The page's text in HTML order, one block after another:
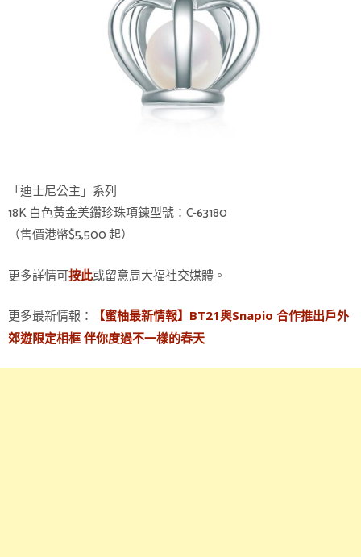
「迪士尼公主」系列
18K 白色黃金美鑽珍珠項鍊型號：C-63180
（售價港幣$5,500 起）
更多詳情可按此或留意周大福社交媒體。
更多最新情報：
【蜜柚最新情報】BT21與Snapio 合作推出戶外
郊遊限定相框 伴你度過不一樣的春天